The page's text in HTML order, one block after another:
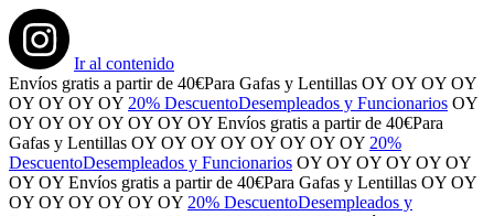
Ir al contenido
Envíos gratis a partir de 40€Para Gafas y Lentillas OY OY OY OY
OY OY OY OY 20% DescuentoDesempleados y Funcionarios OY
OY OY OY OY OY OY OY Envíos gratis a partir de 40€Para
Gafas y Lentillas OY OY OY OY OY OY OY OY 20%
DescuentoDesempleados y Funcionarios OY OY OY OY OY OY
OY OY Envíos gratis a partir de 40€Para Gafas y Lentillas OY OY
OY OY OY OY OY OY 20% DescuentoDesempleados y